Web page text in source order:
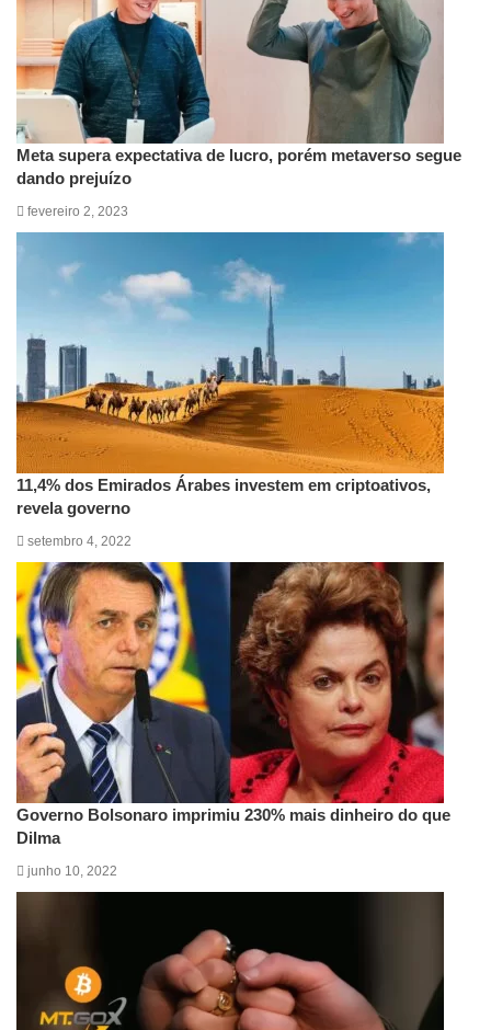
Meta supera expectativa de lucro, porém metaverso segue
dando prejuízo
fevereiro 2, 2023
11,4% dos Emirados Árabes investem em criptoativos,
revela governo
setembro 4, 2022
Governo Bolsonaro imprimiu 230% mais dinheiro do que
Dilma
junho 10, 2022